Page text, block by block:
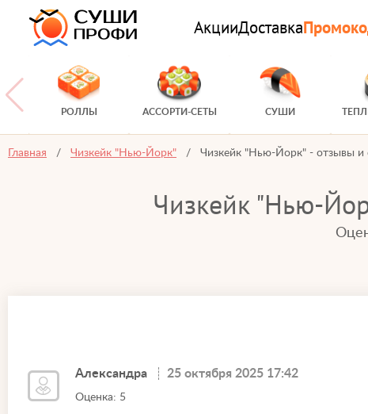
АкцииДоставка
РОЛЛЫ АССОРТИ-СЕТЫ СУШИ
Главная Чизкейк "Нью-Йорк" Чизкейк "Нью-Йорк" - отзывы и
Чизкейк "Нью-
Александра 25 октября 2025 17:42
Оценка: 5